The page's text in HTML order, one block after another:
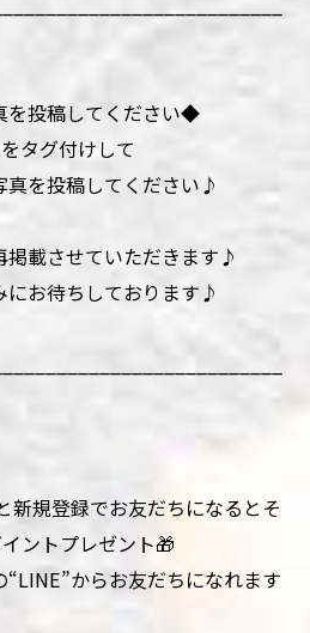
投稿してください◆
タグ付けして
真を投稿してください♪
掲載させていただきます♪
にお待ちしております♪
新規登録でお友だちになるとそ
ントプレゼント🎁
からお友だちになれます